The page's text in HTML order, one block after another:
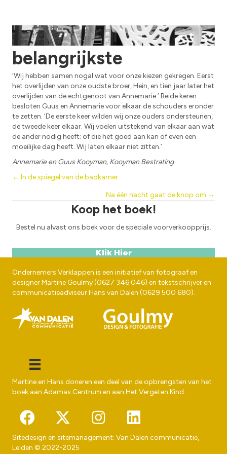
Elkaar helpen is het
belangrijkste
‘Wij hebben samen nogal wat voor onze kiezen gekregen. Eerst
het overlijden van onze oudste broer, Hein, en tien jaar later het
overlijden van de echtgenoot van Annemarie.’ Beide keren
besloten Guus en Annemarie voor elkaar de schouders eronder
te zetten. ‘De eerste keer wilden wij onze ouders ondersteunen,
de tweede keer elkaar. Wij voelen uitstekend van elkaar aan wat
de ander nodig heeft: of die het goed aan kan of even een
moeilijke dag heeft. Wij laten elkaar niet zitten.’
Annemarie en Guus Kooyman, Kooyman Bestrating
Posts
navigation
← In de spiegel van de badkamer
Na één nacht gaat de knop om →
Koop het boek!
Bestel nu alvast ons boek voor de speciale voorverkoopprijs.
Klik Hier
Ondernemers Verklappen is een initiatief van fotograaf en
designerMartine Goulmy(0627 346 046) en tekstschrijver en
communicatieadviseurHans van Dalen (0629 500 680).
Martine en Hans doneren een deel van de opbrengsten van het
boek aan Adamas Centrum en aan Het Vergeten Kind.
Sitedesign en sitemanagement: Van Dalen communicatie,
Leiden © 2022-2025